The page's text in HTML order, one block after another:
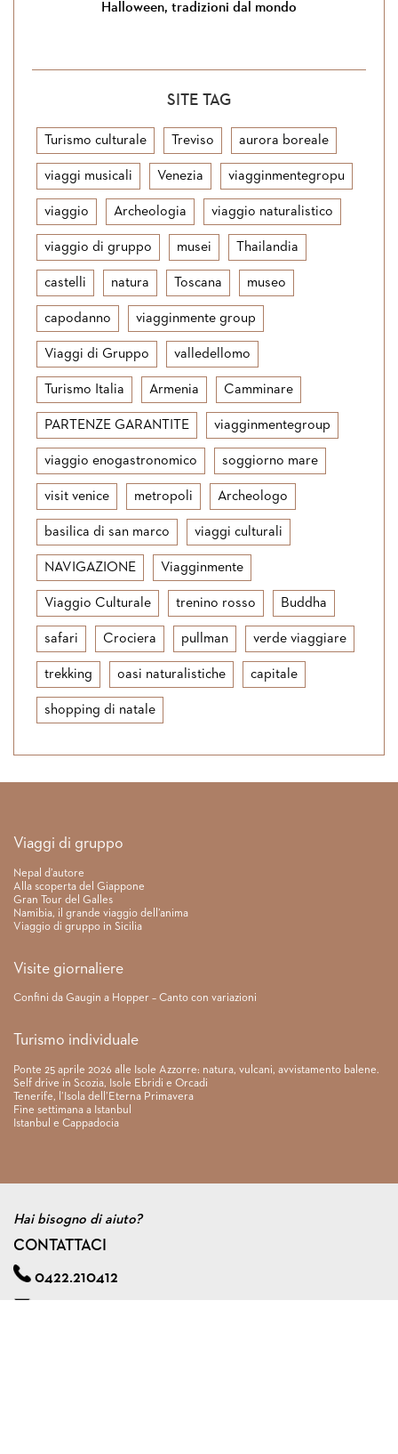
Halloween, tradizioni dal mondo
SITE TAG
Turismo culturale Treviso aurora boreale
viaggi musicali Venezia viagginmentegropu
viaggio Archeologia viaggio naturalistico
viaggio di gruppo musei Thailandia
castelli natura Toscana museo
capodanno viagginmente group
Viaggi di Gruppo valledellomo
Turismo Italia Armenia Camminare
PARTENZE GARANTITE viagginmentegroup
viaggio enogastronomico soggiorno mare
visit venice metropoli Archeologo
basilica di san marco viaggi culturali
NAVIGAZIONE Viagginmente
Viaggio Culturale trenino rosso Buddha
safari Crociera pullman verde viaggiare
trekking oasi naturalistiche capitale
shopping di natale
Link rapidi
Viaggi di gruppo
Nepal d’autore
Alla scoperta del Giappone
Gran Tour del Galles
Namibia, il grande viaggio dell’anima
Viaggio di gruppo in Sicilia
Visite giornaliere
Confini da Gaugin a Hopper – Canto con variazioni
Turismo individuale
Ponte 25 aprile 2026 alle Isole Azzorre: natura, vulcani, avvistamento balene.
Self drive in Scozia, Isole Ebridi e Orcadi
Tenerife, l’Isola dell’Eterna Primavera
Fine settimana a Istanbul
Istanbul e Cappadocia
Hai bisogno di aiuto?
CONTATTACI
0422.210412